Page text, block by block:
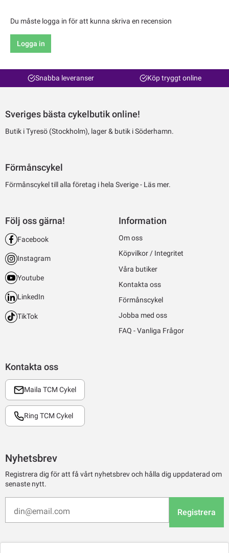
Du måste logga in för att kunna skriva en recension
Logga in
Snabba leveranser Köp tryggt online
Sveriges bästa cykelbutik online!
Butik i Tyresö (Stockholm), lager & butik i Söderhamn.
Förmånscykel
Förmånscykel till alla företag i hela Sverige - Läs mer.
Kontakta oss
Maila TCM Cykel
Ring TCM Cykel
Följ oss gärna!
Facebook
Instagram
Youtube
LinkedIn
TikTok
Information
Om oss
Köpvilkor / Integritet
Våra butiker
Kontakta oss
Förmånscykel
Jobba med oss
FAQ - Vanliga Frågor
Nyhetsbrev
Registrera dig för att få vårt nyhetsbrev och hålla dig uppdaterad om
senaste nytt.
Registrera